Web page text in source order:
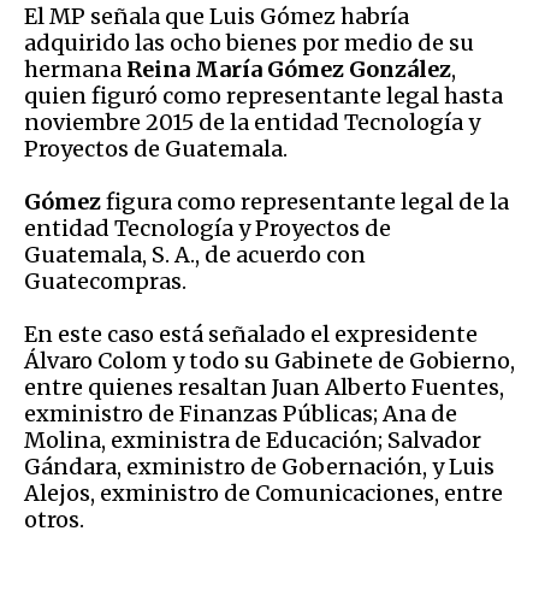
El MP señala que Luis Gómez habría
adquirido las ocho bienes por medio de su
hermana Reina María Gómez González,
quien figuró como representante legal hasta
noviembre 2015 de la entidad Tecnología y
Proyectos de Guatemala.
Gómezfigura como representante legal de la
entidad Tecnología y Proyectos de
Guatemala, S. A., de acuerdo con
Guatecompras.
En este caso está señalado el expresidente
Álvaro Colom y todo su Gabinete de Gobierno,
entre quienes resaltan Juan Alberto Fuentes,
exministro de Finanzas Públicas; Ana de
Molina, exministra de Educación; Salvador
Gándara, exministro de Gobernación, y Luis
Alejos, exministro de Comunicaciones, entre
otros.